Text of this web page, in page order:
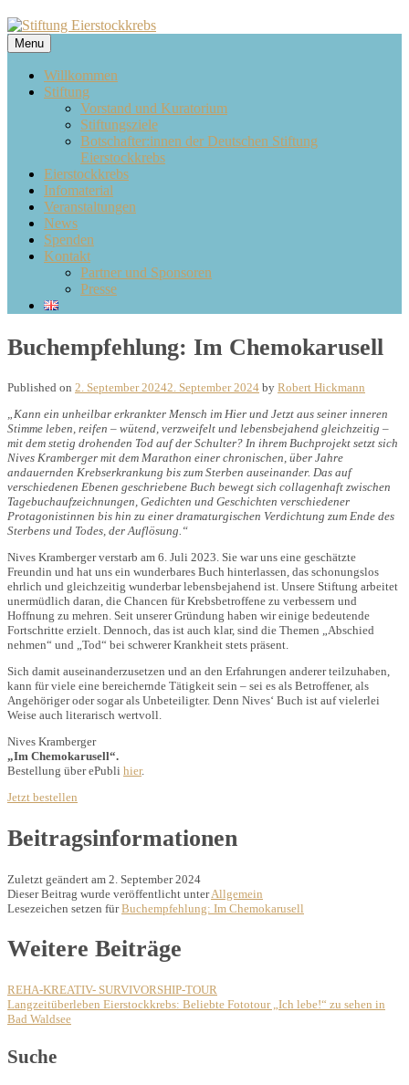
Skip
to
content
Menu
content
Willkommen
Stiftung
Vorstand und Kuratorium
Stiftungsziele
Botschafter:innen der Deutschen Stiftung
Eierstockkrebs
Eierstockkrebs
Infomaterial
Veranstaltungen
News
Spenden
Kontakt
Partner und Sponsoren
Presse
Buchempfehlung: Im Chemokarusell
Published on 2. September 20242. September 2024 by Robert Hickmann
„Kann ein unheilbar erkrankter Mensch im Hier und Jetzt aus seiner inneren
Stimme leben, reifen – wütend, verzweifelt und lebensbejahend gleichzeitig –
mit dem stetig drohenden Tod auf der Schulter? In ihrem Buchprojekt setzt sich
Nives Kramberger mit dem Marathon einer chronischen, über Jahre
andauernden Krebserkrankung bis zum Sterben auseinander. Das auf
verschiedenen Ebenen geschriebene Buch bewegt sich collagenhaft zwischen
Tagebuchaufzeichnungen, Gedichten und Geschichten verschiedener
Protagonistinnen bis hin zu einer dramaturgischen Verdichtung zum Ende des
Sterbens und Todes, der Auflösung.“
Nives Kramberger verstarb am 6. Juli 2023. Sie war uns eine geschätzte
Freundin und hat uns ein wunderbares Buch hinterlassen, das schonungslos
ehrlich und gleichzeitig wunderbar lebensbejahend ist. Unsere Stiftung arbeitet
unermüdlich daran, die Chancen für Krebsbetroffene zu verbessern und
Hoffnung zu mehren. Seit unserer Gründung haben wir einige bedeutende
Fortschritte erzielt. Dennoch, das ist auch klar, sind die Themen „Abschied
nehmen“ und „Tod“ bei schwerer Krankheit stets präsent.
Sich damit auseinanderzusetzen und an den Erfahrungen anderer teilzuhaben,
kann für viele eine bereichernde Tätigkeit sein – sei es als Betroffener, als
Angehöriger oder sogar als Unbeteiligter. Denn Nives‘ Buch ist auf vielerlei
Weise auch literarisch wertvoll.
Nives Kramberger
„Im Chemokarusell“.
Bestellung über ePubli hier.
Jetzt bestellen
Beitragsinformationen
Zuletzt geändert am 2. September 2024
Dieser Beitrag wurde veröffentlicht unterAllgemein
Lesezeichen setzen fürBuchempfehlung: Im Chemokarusell
Post
Weitere Beiträge
REHA-KREATIV- SURVIVORSHIP-TOUR
Langzeitüberleben Eierstockkrebs: Beliebte Fototour „Ich lebe!“ zu sehen in
Bad Waldsee
Suche